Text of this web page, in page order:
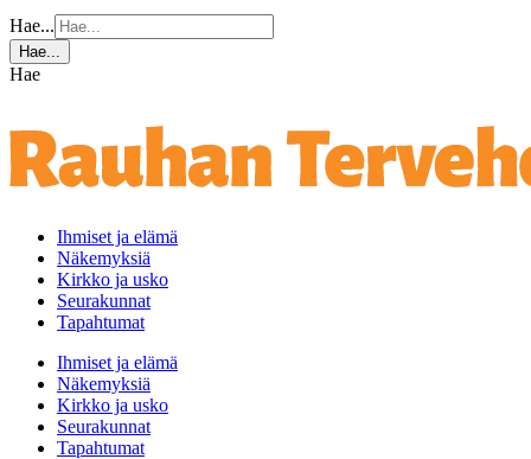
Hae...
Hae...
Hae
Ihmiset ja elämä
Näkemyksiä
Kirkko ja usko
Seurakunnat
Tapahtumat
Ihmiset ja elämä
Näkemyksiä
Kirkko ja usko
Seurakunnat
Tapahtumat